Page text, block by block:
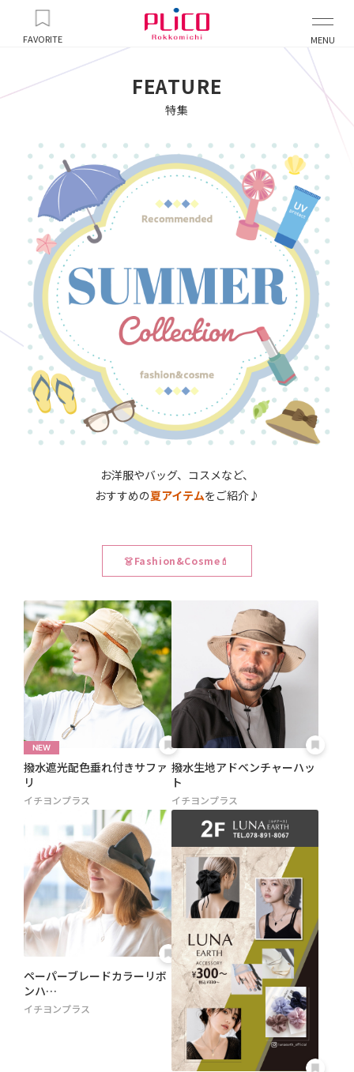
FAVORITE MENU
FEATURE
特集
お洋服やバッグ、コスメなど、
おすすめの夏アイテムをご紹介♪
👗Fashion&Cosme💄
撥水遮光配色垂れ付きサファ
リ
イチヨンプラス
撥水生地アドベンチャーハッ
ト
イチヨンプラス
ペーパーブレードカラーリボ
ンハ…
イチヨンプラス